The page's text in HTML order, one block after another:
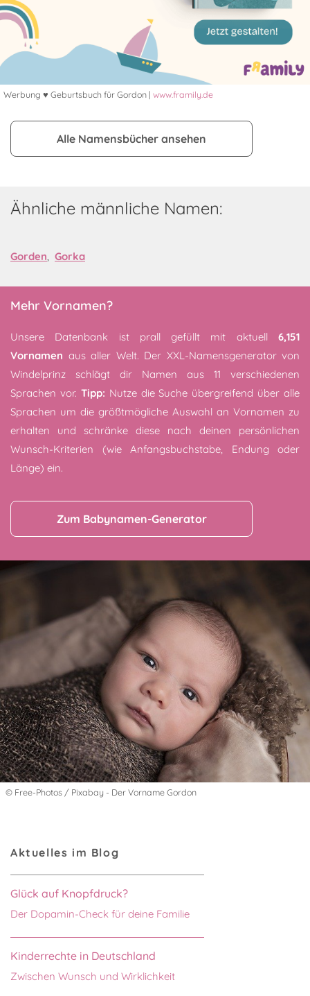
Werbung ♥ Geburtsbuch für Gordon | www.framily.de
Alle Namensbücher ansehen
Ähnliche männliche Namen:
Gorden, Gorka
Mehr Vornamen?
Unsere Datenbank ist prall gefüllt mit aktuell 6,151
Vornamen aus aller Welt. Der XXL-Namensgenerator von
Windelprinz schlägt dir Namen aus 11 verschiedenen
Sprachen vor. Tipp: Nutze die Suche übergreifend über alle
Sprachen um die größtmögliche Auswahl an Vornamen zu
erhalten und schränke diese nach deinen persönlichen
Wunsch-Kriterien (wie Anfangsbuchstabe, Endung oder
Länge) ein.
Zum Babynamen-Generator
© Free-Photos / Pixabay - Der Vorname Gordon
Aktuelles im Blog
Glück auf Knopfdruck?
Der Dopamin-Check für deine Familie
Kinderrechte in Deutschland
Zwischen Wunsch und Wirklichkeit